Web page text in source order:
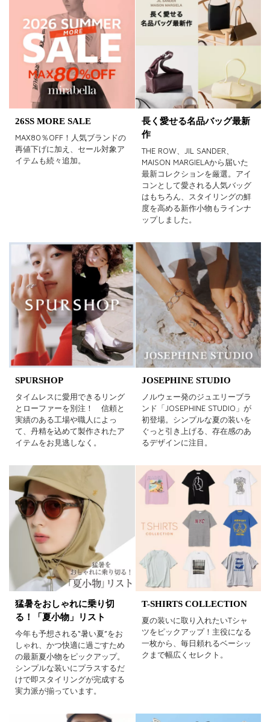
ベージュ オレンジ
イエロー レッド ピンク
パープル グリーン
ゴールド シルバー マルチ
26SS MORE SALE
MAX80％OFF！人気ブランドの
再値下げに加え、セール対象ア
イテムも続々追加。
長く愛せる名品バッグ最新
作
THE ROW、JIL SANDER、
MAISON MARGIELAから届いた
最新コレクションを厳選。アイ
コンとして愛される人気バッグ
はもちろん、スタイリングの鮮
度を高める新作小物もラインナ
ップしました。
SPURSHOP
タイムレスに愛用できるリング
とローファーを別注！ 信頼と
実績のある工場や職人によっ
て、丹精を込めて製作されたア
イテムをお見逃しなく。
JOSEPHINE STUDIO
ノルウェー発のジュエリーブラ
ンド「JOSEPHINE STUDIO」が
初登場。シンプルな夏の装いを
ぐっと引き上げる、存在感のあ
るデザインに注目。
猛暑をおしゃれに乗り切
る！「夏小物」リスト
今年も予想される“暑い夏”をお
しゃれ、かつ快適に過ごすため
の最新夏小物をピックアップ。
シンプルな装いにプラスするだ
けで即スタイリングが完成する
実力派が揃っています。
T-SHIRTS COLLECTION
夏の装いに取り入れたいTシャ
ツをピックアップ！主役になる
一枚から、毎日頼れるベーシッ
クまで幅広くセレクト。